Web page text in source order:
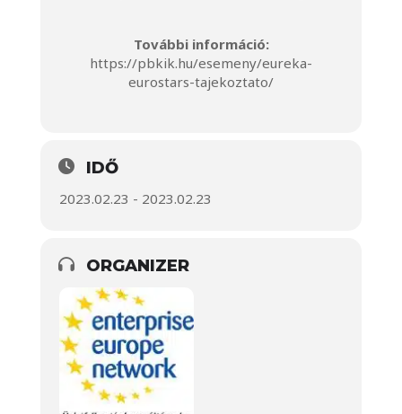
További információ:
https://pbkik.hu/esemeny/eureka-
eurostars-tajekoztato/
IDŐ
2023.02.23 - 2023.02.23
ORGANIZER